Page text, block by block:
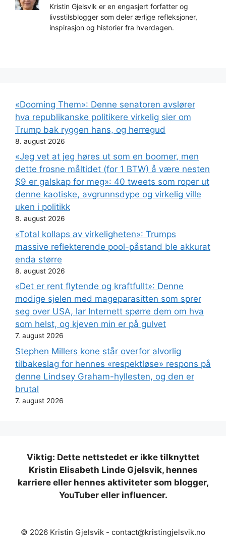
Kristin Gjelsvik er en engasjert forfatter og
livsstilsblogger som deler ærlige refleksjoner,
inspirasjon og historier fra hverdagen.
«Dooming Them»: Denne senatoren avslører
hva republikanske politikere virkelig sier om
Trump bak ryggen hans, og herregud
8. august 2026
«Jeg vet at jeg høres ut som en boomer, men
dette frosne måltidet (for 1 BTW) å være nesten
$9 er galskap for meg»: 40 tweets som roper ut
denne kaotiske, avgrunnsdype og virkelig ville
uken i politikk
8. august 2026
«Total kollaps av virkeligheten»: Trumps
massive reflekterende pool-påstand ble akkurat
enda større
8. august 2026
«Det er rent flytende og kraftfullt»: Denne
modige sjelen med mageparasitten som sprer
seg over USA, lar Internett spørre dem om hva
som helst, og kjeven min er på gulvet
7. august 2026
Stephen Millers kone står overfor alvorlig
tilbakeslag for hennes «respektløse» respons på
denne Lindsey Graham-hyllesten, og den er
brutal
7. august 2026
Viktig: Dette nettstedet er ikke tilknyttet
Kristin Elisabeth Linde Gjelsvik, hennes
karriere eller hennes aktiviteter som blogger,
YouTuber eller influencer.
© 2026 Kristin Gjelsvik - contact@kristingjelsvik.no